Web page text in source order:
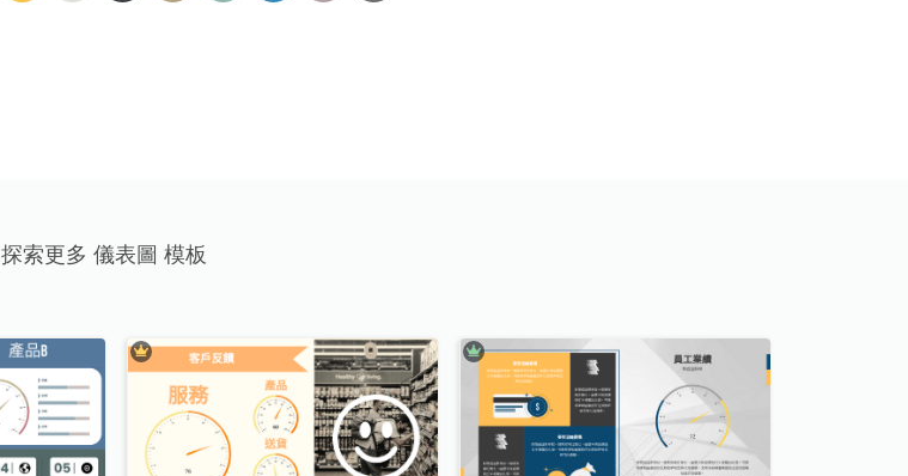
探索更多 儀表圖 模板